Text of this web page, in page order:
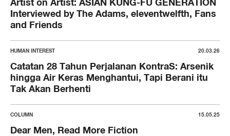
Interviewed by The Adams, eleventwelfth, Fans
and Friends
HUMAN INTEREST 20.03.26
Catatan 28 Tahun Perjalanan KontraS: Arsenik
hingga Air Keras Menghantui, Tapi Berani itu
Tak Akan Berhenti
COLUMN 15.05.25
Dear Men, Read More Fiction